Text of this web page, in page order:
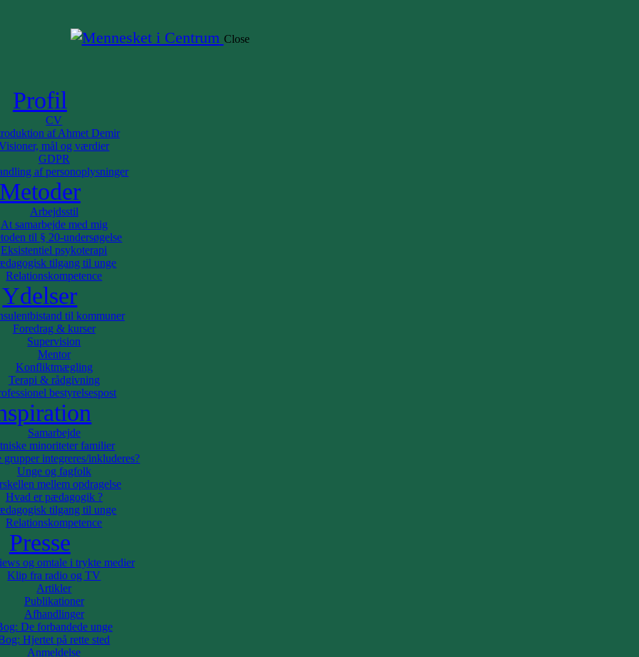
personoplysninger
med mig
§ 20-undersøgelse
psykoterapi
tilgang til unge
til kommuner
kurser
bestyrelsespost
familier
integreres/inkluderes?
opdragelse
?
tilgang til unge
og
i trykte
fra radio og
Close
Profil
CV
af Ahmet Demir
mål og værdier
GDPR
af personoplysninger
Arbejdsstil
At samarbejde med mig
til § 20-undersøgelse
Eksistentiel psykoterapi
tilgang til unge
Relationskompetence
Ydelser
til kommuner
Foredrag & kurser
Supervision
Mentor
Konfliktmægling
Terapi & rådgivning
bestyrelsespost
Samarbejde
minoriteter familier
grupper integreres/inkluderes?
Unge og fagfolk
mellem opdragelse
Hvad er pædagogik ?
tilgang til unge
Relationskompetence
Presse
og omtale i trykte medier
Klip fra radio og TV
Artikler
Publikationer
Afhandlinger
De forbandede unge
Hjertet på rette sted
Anmeldelse